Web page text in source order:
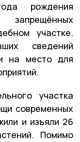
рождения
запрещённых
участке.
сведений
на место для
участка
современных
и изъяли 26
Помимо